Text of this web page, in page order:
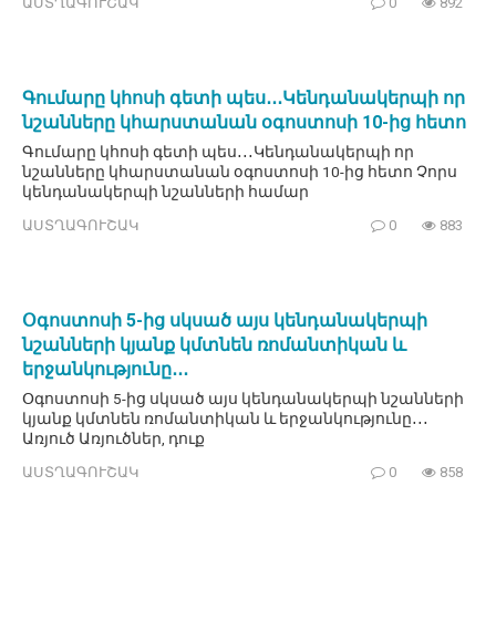
Գումարը կհոսի գետի պես․․․Կենդանակերպի որ
նշանները կհարստանան օգոստոսի 10-ից հետո
Գումարը կհոսի գետի պես․․․Կենդանակերպի որ
նշանները կհարստանան օգոստոսի 10-ից հետո Չորս
կենդանակերպի նշանների համար
ԱՍՏՂԱԳՈՒՇԱԿ 0 883
Օգոստոսի 5-ից սկսած այս կենդանակերպի
նշանների կյանք կմտնեն ռոմանտիկան և
երջանկությունը․․․
Օգոստոսի 5-ից սկսած այս կենդանակերպի նշանների
կյանք կմտնեն ռոմանտիկան և երջանկությունը․․․
Առյուծ Առյուծներ, դուք
ԱՍՏՂԱԳՈՒՇԱԿ 0 858